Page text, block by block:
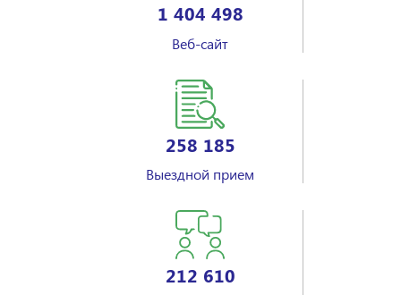
1 404 498
Веб-сайт
258 185
Выездной прием
212 610